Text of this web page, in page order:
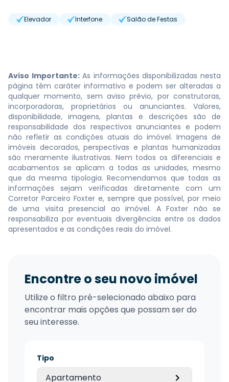
Elevador Interfone Salão de Festas
Aviso Importante:As informações disponibilizadas nesta
página têm caráter informativo e podem ser alteradas a
qualquer momento, sem aviso prévio, por construtoras,
incorporadoras, proprietários ou anunciantes. Valores,
disponibilidade, imagens, plantas e descrições são de
responsabilidade dos respectivos anunciantes e podem
não refletir as condições atuais do imóvel. Imagens de
imóveis decorados, perspectivas e plantas humanizadas
são meramente ilustrativas. Nem todos os diferenciais e
acabamentos se aplicam a todas as unidades, mesmo
que da mesma tipologia. Recomendamos que todas as
informações sejam verificadas diretamente com um
Corretor Parceiro Foxter e, sempre que possível, por meio
de uma visita presencial ao imóvel. A Foxter não se
responsabiliza por eventuais divergências entre os dados
apresentados e as condições reais do imóvel.
Encontre o seu novo imóvel
Utilize o filtro pré-selecionado abaixo para
encontrar mais opções que possam ser do
seu interesse.
Tipo
Apartamento